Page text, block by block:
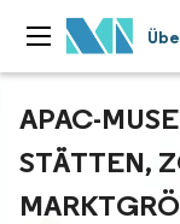
APAC-
STÄTTEN,